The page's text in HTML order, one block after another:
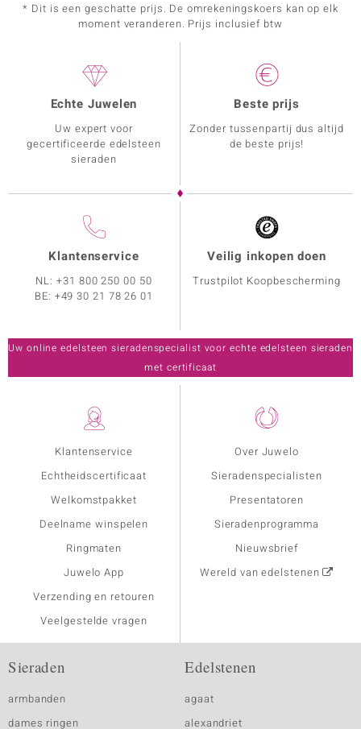
* Dit is een geschatte prijs. De omrekeningskoers kan op elk
moment veranderen. Prijs inclusief btw
Klantenservice
Echtheidscertificaat
Welkomstpakket
Deelname winspelen
Ringmaten
Juwelo App
Verzending en retouren
Veelgestelde vragen
Over Juwelo
Sieradenspecialisten
Presentatoren
Sieradenprogramma
Nieuwsbrief
Wereld van edelstenen
Echte Juwelen
Uw expert voor
gecertificeerde edelsteen
sieraden
Beste prijs
Zonder tussenpartij dus altijd
de beste prijs!
Klantenservice
NL:+31 800 250 00 50
BE: +49 30 21 78 26 01
Veilig inkopen doen
Trustpilot Koopbescherming
Uw online edelsteen sieradenspecialist voor echte edelsteen sieraden
met certificaat
Sieraden
armbanden
dames ringen
Edelstenen
agaat
alexandriet